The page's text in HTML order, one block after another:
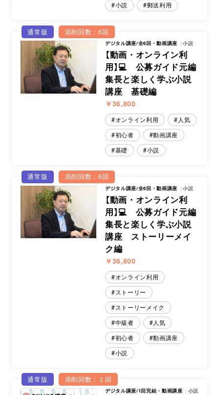
小説
郵送利用
通常版 添削回数：6回
デジタル講座/全6回・動画講座 小説
【動画・オンライン利
用】💻 公募ガイド元編
集長と楽しく学ぶ小説
講座 基礎編
￥36,800
オンライン利用
人気
初心者
動画講座
基礎
小説
通常版 添削回数：6回
デジタル講座/全6回・動画講座 小説
【動画・オンライン利
用】💻 公募ガイド元編
集長と楽しく学ぶ小説
講座 ストーリーメイ
ク編
￥36,800
オンライン利用
ストーリー
ストーリーメイク
中級者
人気
初心者
動画講座
小説
通常版 添削回数：１回
デジタル講座/1回完結・動画講座 小説